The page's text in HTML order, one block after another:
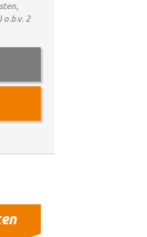
o.b.v. 2